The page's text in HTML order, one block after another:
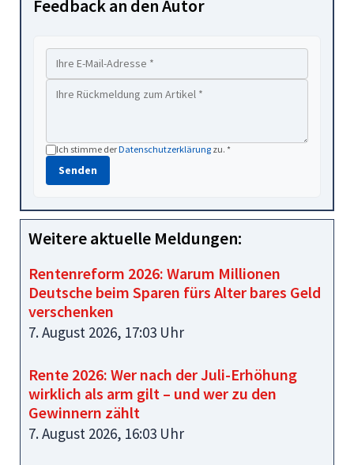
Feedback an den Autor
Ich stimme derDatenschutzerklärung zu. *
Senden
Weitere aktuelle Meldungen:
Rentenreform 2026: Warum Millionen
Deutsche beim Sparen fürs Alter bares Geld
verschenken
7. August 2026, 17:03 Uhr
Rente 2026: Wer nach der Juli-Erhöhung
wirklich als arm gilt – und wer zu den
Gewinnern zählt
7. August 2026, 16:03 Uhr